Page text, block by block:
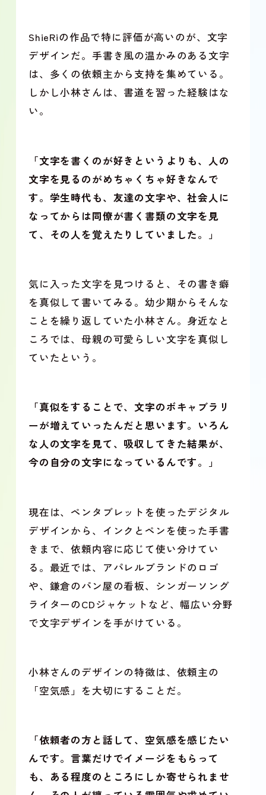
ShieRiの作品で特に評価が高いのが、文字
デザインだ。手書き風の温かみのある文字
は、多くの依頼主から支持を集めている。
しかし小林さんは、書道を習った経験はな
い。
「文字を書くのが好きというよりも、人の
文字を見るのがめちゃくちゃ好きなんで
す。学生時代も、友達の文字や、社会人に
なってからは同僚が書く書類の文字を見
て、その人を覚えたりしていました。」
気に入った文字を見つけると、その書き癖
を真似して書いてみる。幼少期からそんな
ことを繰り返していた小林さん。身近なと
ころでは、母親の可愛らしい文字を真似し
ていたという。
「真似をすることで、文字のボキャブラリ
ーが増えていったんだと思います。いろん
な人の文字を見て、吸収してきた結果が、
今の自分の文字になっているんです。」
現在は、ペンタブレットを使ったデジタル
デザインから、インクとペンを使った手書
きまで、依頼内容に応じて使い分けてい
る。最近では、アパレルブランドのロゴ
や、鎌倉のパン屋の看板、シンガーソング
ライターのCDジャケットなど、幅広い分野
で文字デザインを手がけている。
小林さんのデザインの特徴は、依頼主の
「空気感」を大切にすることだ。
「依頼者の方と話して、空気感を感じたい
んです。言葉だけでイメージをもらって
も、ある程度のところにしか寄せられませ